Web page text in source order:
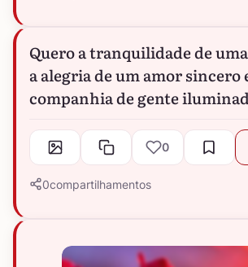
Quero a tranquilidade de
a alegria de um amor sincero
companhia de gente
0
0compartilhamentos